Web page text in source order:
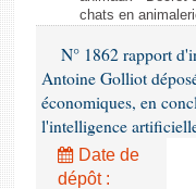
chats en
N° 1862 rapport
Antoine Golliot
économiques, en
l'intelligence
Date de
dépôt :